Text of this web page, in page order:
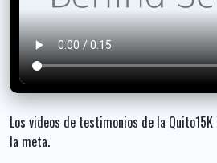
Los videos de testimonios de la
la meta.